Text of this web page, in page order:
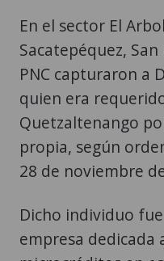
En el sector El
Sacatepéquez,
PNC capturaron a
quien era
Quetzaltenango
propia, según
28 de noviembre
Dicho individuo
empresa